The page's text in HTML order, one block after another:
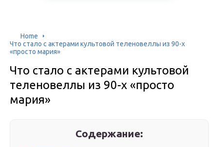
Home
Что стало с актерами культовой теленовеллы из 90-х
«просто мария»
Что стало с актерами культовой
теленовеллы из 90-х «просто
мария»
Содержание: